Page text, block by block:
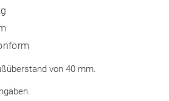
von 40 mm.